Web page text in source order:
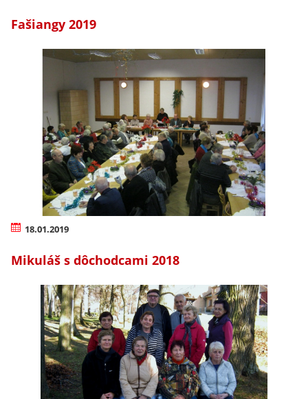
Fašiangy 2019
18.01.2019
Mikuláš s dôchodcami 2018